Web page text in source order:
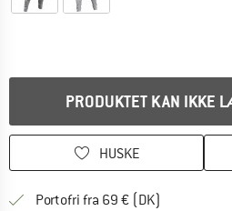
PRODUKTET KAN IKKE
HUSKE
Portofri fra 69 € (DK)